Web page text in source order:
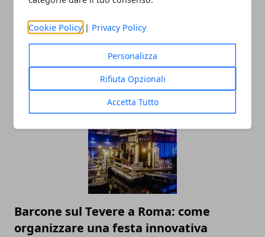
Cookie Policy | Privacy Policy
Personalizza
Rifiuta Opzionali
Accetta Tutto
ARTICOLI CORRELATI
Barcone sul Tevere a Roma: come
organizzare una festa innovativa